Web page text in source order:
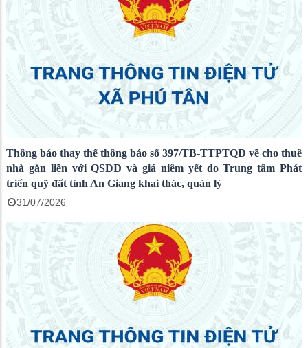
Thông báo thay thế thông báo số 397/TB-TTPTQĐ về cho thuê
nhà gắn liền với QSDĐ và giá niêm yết do Trung tâm Phát
triển quỹ đất tỉnh An Giang khai thác, quản lý
31/07/2026